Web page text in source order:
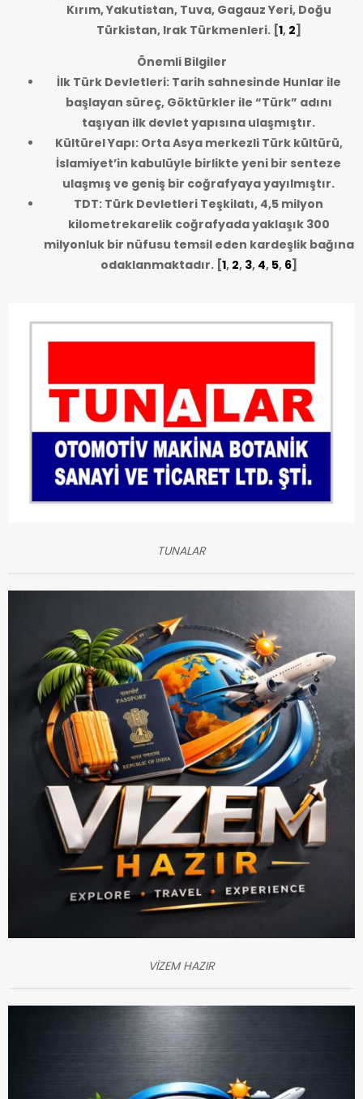
Kırım, Yakutistan, Tuva, Gagauz Yeri, Doğu
Türkistan, Irak Türkmenleri.[1, 2]
Önemli Bilgiler
İlk Türk Devletleri: Tarih sahnesinde Hunlar ile
başlayan süreç, Göktürkler ile “Türk” adını
taşıyan ilk devlet yapısına ulaşmıştır.
Kültürel Yapı: Orta Asya merkezli Türk kültürü,
İslamiyet’in kabulüyle birlikte yeni bir senteze
ulaşmış ve geniş bir coğrafyaya yayılmıştır.
TDT: Türk Devletleri Teşkilatı, 4,5 milyon
kilometrekarelik coğrafyada yaklaşık 300
milyonluk bir nüfusu temsil eden kardeşlik bağına
odaklanmaktadır.[1, 2, 3, 4, 5, 6]
TUNALAR
VİZEM HAZIR